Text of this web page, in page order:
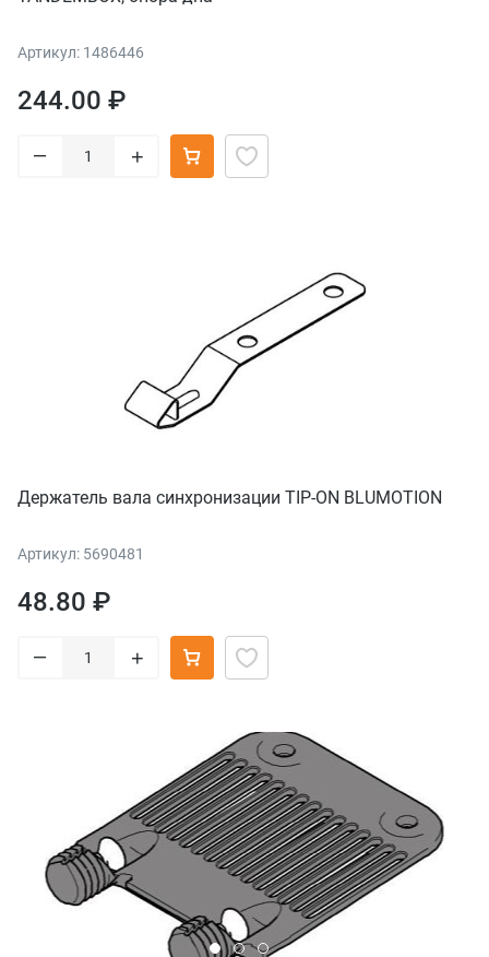
Артикул: 1486446
244.00 ₽
– +
Держатель вала синхронизации TIP-ON BLUMOTION
Артикул: 5690481
48.80 ₽
– +